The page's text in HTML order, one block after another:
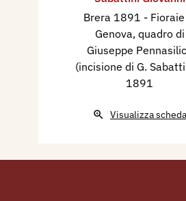
giugno
1933
Doni,
12
2025 -
opera
Brera 1891 -
Genova, quadro di
Giuseppe
(incisione di G.
1891
Visualizza scheda